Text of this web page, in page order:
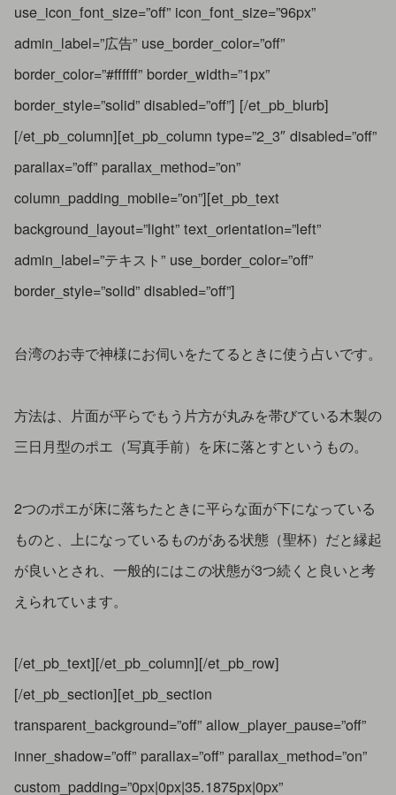
use_icon_font_size=”off” icon_font_size=”96px”
admin_label=”広告” use_border_color=”off”
border_color=”#ffffff” border_width=”1px”
border_style=”solid” disabled=”off”] [/et_pb_blurb]
[/et_pb_column][et_pb_column type=”2_3″ disabled=”off”
parallax=”off” parallax_method=”on”
column_padding_mobile=”on”][et_pb_text
background_layout=”light” text_orientation=”left”
admin_label=”テキスト” use_border_color=”off”
border_style=”solid” disabled=”off”]
台湾のお寺で神様にお伺いをたてるときに使う占いです。
方法は、片面が平らでもう片方が丸みを帯びている木製の
三日月型のポエ（写真手前）を床に落とすというもの。
2つのポエが床に落ちたときに平らな面が下になっている
ものと、上になっているものがある状態（聖杯）だと縁起
が良いとされ、一般的にはこの状態が3つ続くと良いと考
えられています。
[/et_pb_text][/et_pb_column][/et_pb_row]
[/et_pb_section][et_pb_section
transparent_background=”off” allow_player_pause=”off”
inner_shadow=”off” parallax=”off” parallax_method=”on”
custom_padding=”0px|0px|35.1875px|0px”